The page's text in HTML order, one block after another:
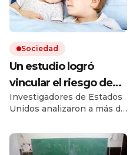
Sociedad
Un estudio logró
vincular el riesgo de
padecer algunas
enfermedades clave a
si se es hermano
mayor o menor
Investigadores de Estados
Unidos analizaron a más de
de más de 5 millones de
familias. Encontraron que